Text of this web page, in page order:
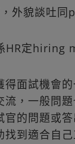
外貌談吐
定hiring
面試機會
，一般問
的問題或
到適合自己